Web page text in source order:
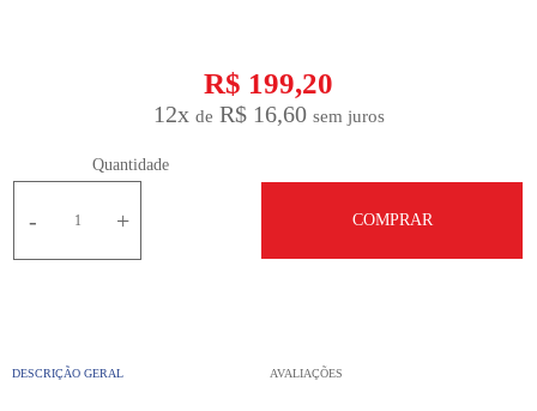
R$ 199,20
12x R$ 16,60
Quantidade
- + COMPRAR
DESCRIÇÃO GERAL AVALIAÇÕES